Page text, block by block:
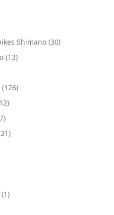
Shimano (30)
(13)
(126)
(1)